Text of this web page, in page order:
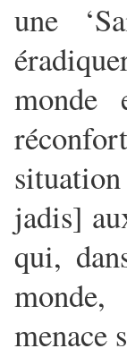
une
monde
jadis]
qui,
menace